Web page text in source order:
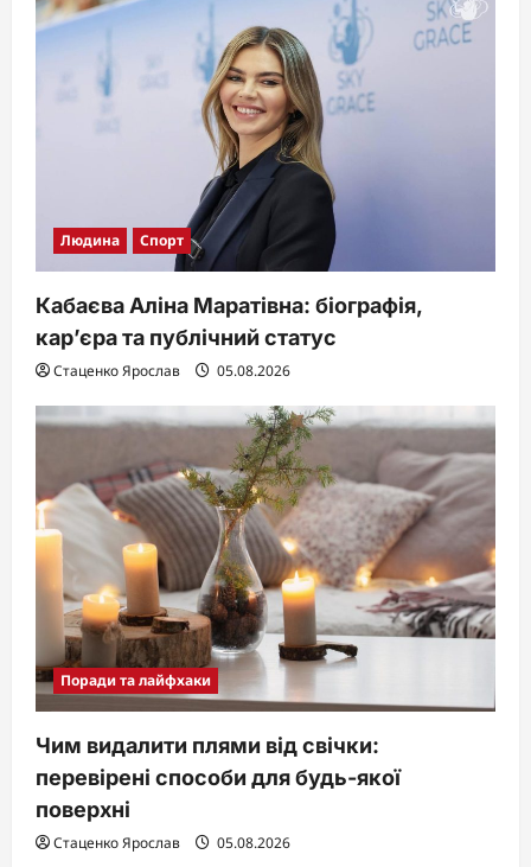
Людина Спорт
Кабаєва Аліна Маратівна: біографія,
кар’єра та публічний статус
Стаценко Ярослав 05.08.2026
Поради та лайфхаки
Чим видалити плями від свічки:
перевірені способи для будь-якої
поверхні
Стаценко Ярослав 05.08.2026